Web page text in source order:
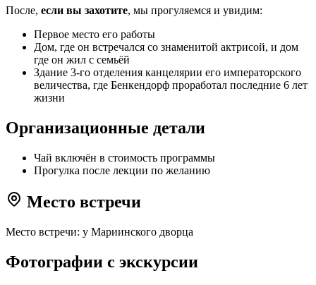
После, если вы захотите, мы прогуляемся и увидим:
Первое место его работы
Дом, где он встречался со знаменитой актрисой, и дом
где он жил с семьёй
Здание 3-го отделения канцелярии его императорского
величества, где Бенкендорф проработал последние 6 лет
жизни
Организационные детали
Чай включён в стоимость программы
Прогулка после лекции по желанию
Место встречи
Место встречи: у Мариинского дворца
Фотографии с экскурсии